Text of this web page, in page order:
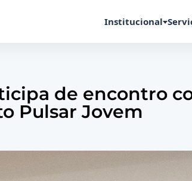
Institucional
de encontro
Pulsar Jovem